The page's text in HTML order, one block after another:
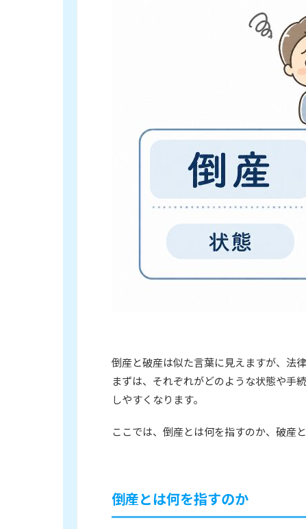
倒産と破産は似た言葉に見えますが、法
まずは、それぞれがどのような状態や手
しやすくなります。
ここでは、倒産とは何を指すのか、破産
倒産とは何を指すのか